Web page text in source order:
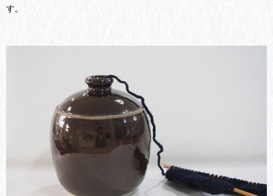
す。